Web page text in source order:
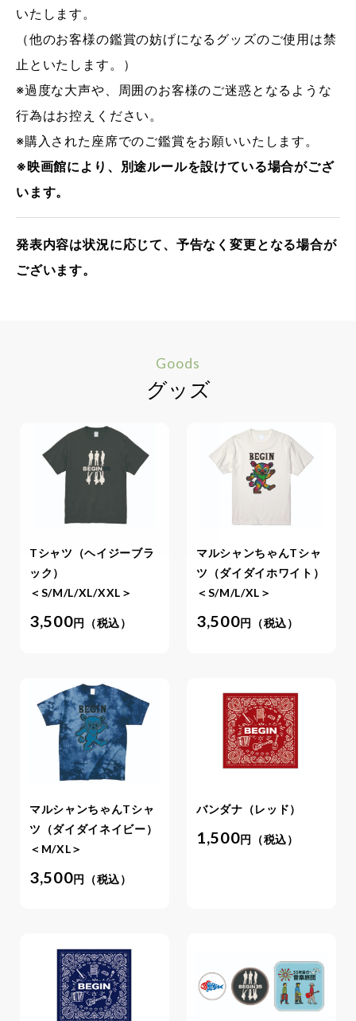
いたします。
（他のお客様の鑑賞の妨げになるグッズのご使用は禁
止といたします。）
※過度な大声や、周囲のお客様のご迷惑となるような
行為はお控えください。
※購入された座席でのご鑑賞をお願いいたします。
※映画館により、別途ルールを設けている場合がござ
います。
発表内容は状況に応じて、予告なく変更となる場合が
ございます。
Goods
グッズ
Tシャツ（ヘイジーブラ
ック）
＜S/M/L/XL/XXL＞
3,500円（税込）
マルシャンちゃんTシャ
ツ（ダイダイホワイト）
＜S/M/L/XL＞
3,500円（税込）
マルシャンちゃんTシャ
ツ（ダイダイネイビー）
＜M/XL＞
3,500円（税込）
バンダナ（レッド）
1,500円（税込）